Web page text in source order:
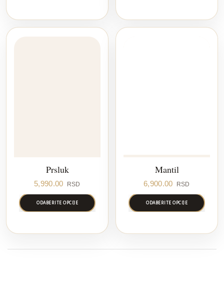
Prsluk
5,990.00 RSD
ODABERITE OPCIJE
Mantil
6,900.00 RSD
ODABERITE OPCIJE